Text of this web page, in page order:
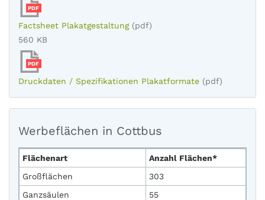
PDF
Factsheet Plakatgestaltung (pdf)
560 KB
PDF
Druckdaten / Spezifikationen Plakatformate (pdf)
Werbeflächen in Cottbus
Flächenart
Anzahl Flächen*
Großflächen
303
Ganzsäulen
55